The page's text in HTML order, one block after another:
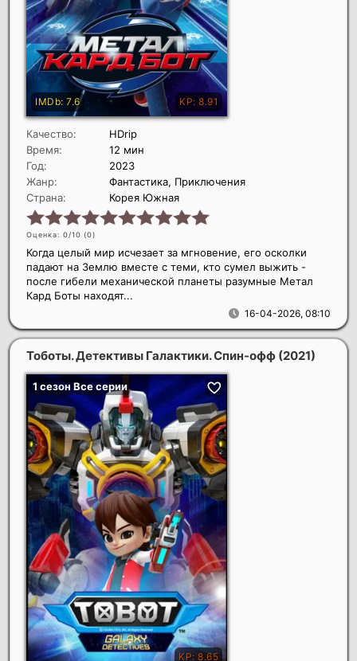
Качество:
HDrip
Время:
12 мин
Год:
2023
Жанр:
Фантастика, Приключения
Страна:
Корея Южная
Оценка: 0/10 (0)
16-04-2026, 08:10
Когда целый мир исчезает за мгновение, его осколки
падают на Землю вместе с теми, кто сумел выжить -
после гибели механической планеты разумные Метал
Кард Боты находят...
Тоботы. Детективы Галактики. Спин-офф (2021)